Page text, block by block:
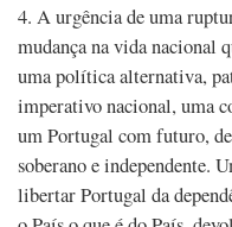
4. A urgência de uma
mudança na vida nacional
uma política alternativa,
imperativo nacional, uma
um Portugal com futuro,
soberano e independente.
libertar Portugal da